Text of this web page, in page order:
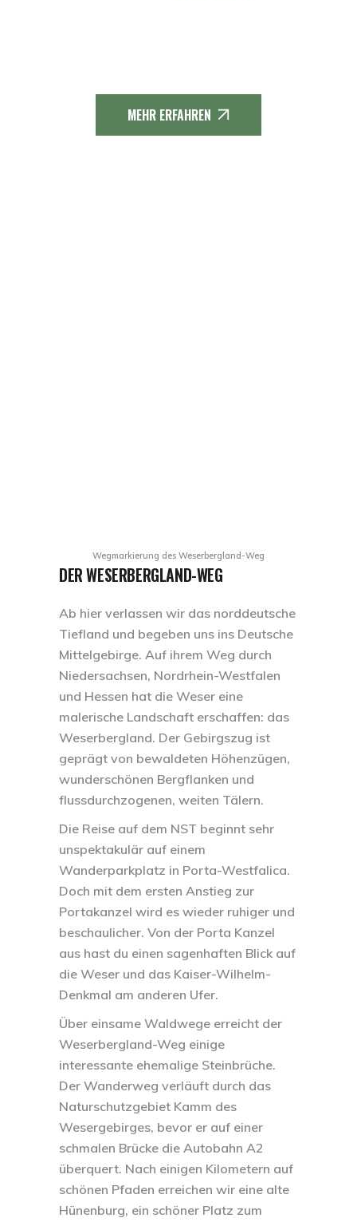
MEHR ERFAHREN
Wegmarkierung des Weserbergland-Weg
DER WESERBERGLAND-WEG
Ab hier verlassen wir das norddeutsche
Tiefland und begeben uns ins Deutsche
Mittelgebirge. Auf ihrem Weg durch
Niedersachsen, Nordrhein-Westfalen
und Hessen hat die Weser eine
malerische Landschaft erschaffen: das
Weserbergland. Der Gebirgszug ist
geprägt von bewaldeten Höhenzügen,
wunderschönen Bergflanken und
flussdurchzogenen, weiten Tälern.
Die Reise auf dem NST beginnt sehr
unspektakulär auf einem
Wanderparkplatz in Porta-Westfalica.
Doch mit dem ersten Anstieg zur
Portakanzel wird es wieder ruhiger und
beschaulicher. Von der Porta Kanzel
aus hast du einen sagenhaften Blick auf
die Weser und das Kaiser-Wilhelm-
Denkmal am anderen Ufer.
Über einsame Waldwege erreicht der
Weserbergland-Weg einige
interessante ehemalige Steinbrüche.
Der Wanderweg verläuft durch das
Naturschutzgebiet Kamm des
Wesergebirges, bevor er auf einer
schmalen Brücke die Autobahn A2
überquert. Nach einigen Kilometern auf
schönen Pfaden erreichen wir eine alte
Hünenburg, ein schöner Platz zum